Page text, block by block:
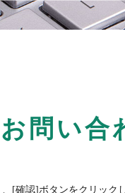
お問い合
[確認]ボタンをクリック